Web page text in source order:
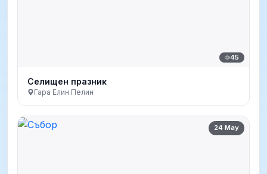
45
Селищен празник
Гара Елин Пелин
24 May